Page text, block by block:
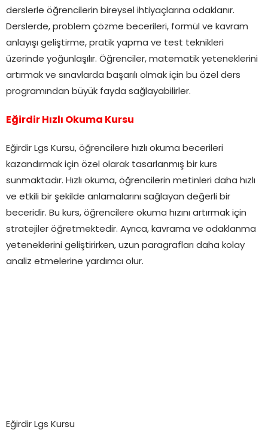
derslerle öğrencilerin bireysel ihtiyaçlarına odaklanır.
Derslerde, problem çözme becerileri, formül ve kavram
anlayışı geliştirme, pratik yapma ve test teknikleri
üzerinde yoğunlaşılır. Öğrenciler, matematik yeteneklerini
artırmak ve sınavlarda başarılı olmak için bu özel ders
programından büyük fayda sağlayabilirler.
Eğirdir Hızlı Okuma Kursu
Eğirdir Lgs Kursu, öğrencilere hızlı okuma becerileri
kazandırmak için özel olarak tasarlanmış bir kurs
sunmaktadır. Hızlı okuma, öğrencilerin metinleri daha hızlı
ve etkili bir şekilde anlamalarını sağlayan değerli bir
beceridir. Bu kurs, öğrencilere okuma hızını artırmak için
stratejiler öğretmektedir. Ayrıca, kavrama ve odaklanma
yeteneklerini geliştirirken, uzun paragrafları daha kolay
analiz etmelerine yardımcı olur.
Eğirdir Lgs Kursu